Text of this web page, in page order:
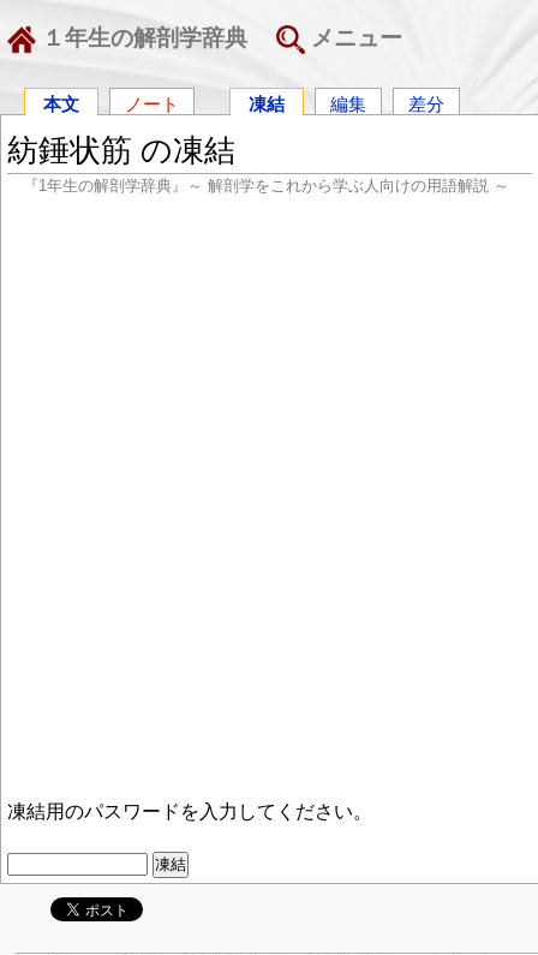
１年生の解剖学辞典 メニュー
本文 ノート 凍結 編集 差分
紡錘状筋 の凍結
『1年生の解剖学辞典』～ 解剖学をこれから学ぶ人向けの用語解説 ～
凍結用のパスワードを入力してください。